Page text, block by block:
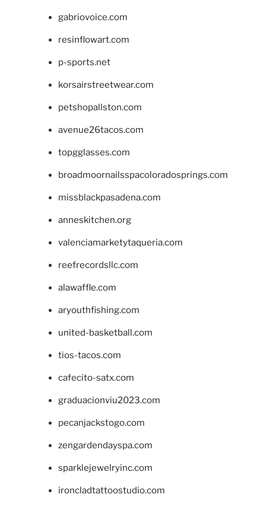
gabriovoice.com
resinflowart.com
p-sports.net
korsairstreetwear.com
petshopallston.com
avenue26tacos.com
topgglasses.com
broadmoornailsspacoloradosprings.com
missblackpasadena.com
anneskitchen.org
valenciamarketytaqueria.com
reefrecordsllc.com
alawaffle.com
aryouthfishing.com
united-basketball.com
tios-tacos.com
cafecito-satx.com
graduacionviu2023.com
pecanjackstogo.com
zengardendayspa.com
sparklejewelryinc.com
ironcladtattoostudio.com